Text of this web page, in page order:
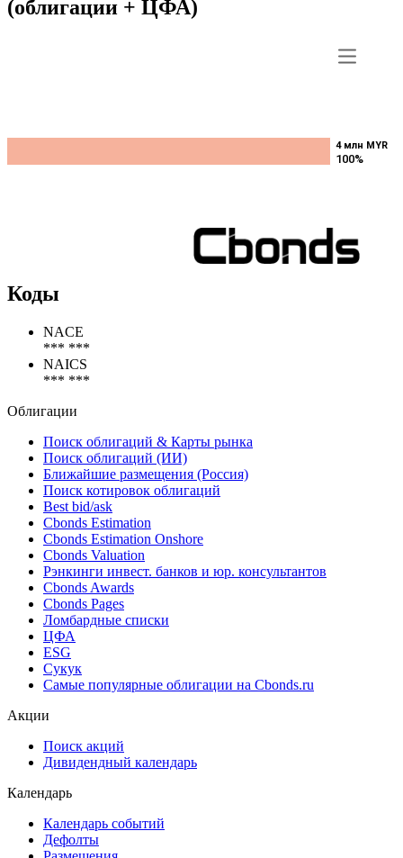
(облигации + ЦФА)
4 млн MYR
100%
4 млн MYR
100%
Коды
NACE
*** ***
NAICS
*** ***
Облигации
Поиск облигаций & Карты рынка
Поиск облигаций (ИИ)
Ближайшие размещения (Россия)
Поиск котировок облигаций
Best bid/ask
Cbonds Estimation
Cbonds Estimation Onshore
Cbonds Valuation
Рэнкинги инвест. банков и юр. консультантов
Cbonds Awards
Cbonds Pages
Ломбардные списки
ЦФА
ESG
Сукук
Самые популярные облигации на Cbonds.ru
Акции
Поиск акций
Дивидендный календарь
Календарь
Календарь событий
Дефолты